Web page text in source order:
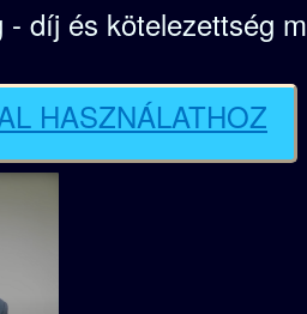
díj és kötelezettség
HASZNÁLATHOZ